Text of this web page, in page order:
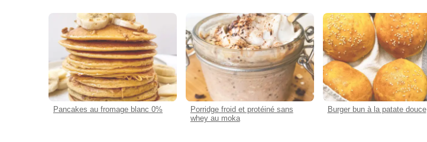
Pancakes au fromage blanc 0%
Porridge froid et protéiné sans
whey au moka
Burger bun à la patate douce